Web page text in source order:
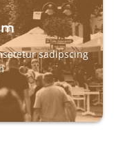
sadipscing